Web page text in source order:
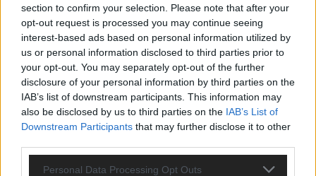
section to confirm your selection. Please note that after your
opt-out request is processed you may continue seeing
interest-based ads based on personal information utilized by
us or personal information disclosed to third parties prior to
your opt-out. You may separately opt-out of the further
disclosure of your personal information by third parties on the
IAB’s list of downstream participants. This information may
also be disclosed by us to third parties on the IAB’s List of
Downstream Participants that may further disclose it to other
Personal Data Processing Opt Outs
brandheiße Nachrichten, coole Tipps, spannende Hintergründe
oder crazy Trends – wir checken alles für euch, filtern das
Wichtigste raus und bringen’s auf den Punkt.
TOP STORIES